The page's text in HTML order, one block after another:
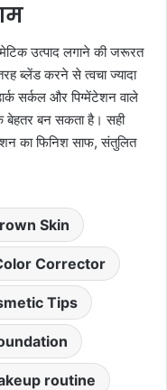
उत्पाद लगाने की जरूरत
ब्लेंड करने से त्वचा ज्यादा
सर्कल और पिग्मेंटेशन वाले
बेहतर बन सकता है। सही
का फिनिश साफ, संतुलित
Skin
Corrector
Tips
routine